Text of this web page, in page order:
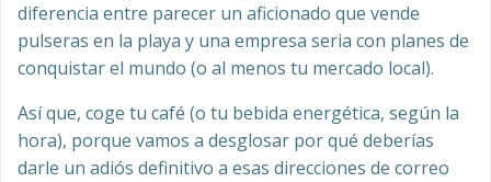
diferencia entre parecer un aficionado que vende
pulseras en la playa y una empresa seria con planes de
conquistar el mundo (o al menos tu mercado local).
Así que, coge tu café (o tu bebida energética, según la
hora), porque vamos a desglosar por qué deberías
darle un adiós definitivo a esas direcciones de correo